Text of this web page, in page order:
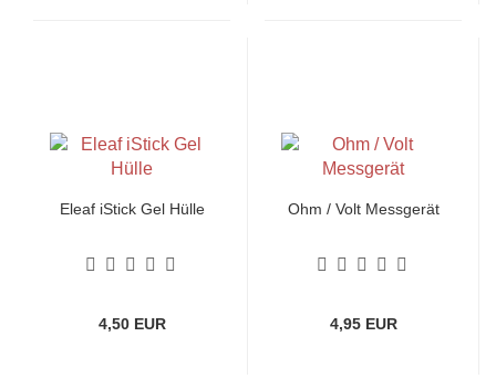
Eleaf iStick Gel Hülle
4,50 EUR
Ohm / Volt Messgerät
4,95 EUR